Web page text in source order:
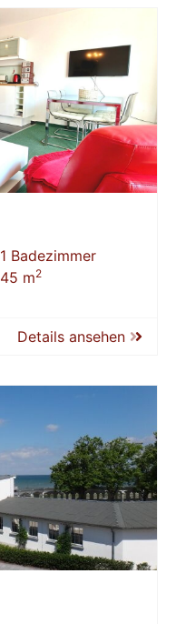
1 Badezimmer
45 m2
Details ansehen